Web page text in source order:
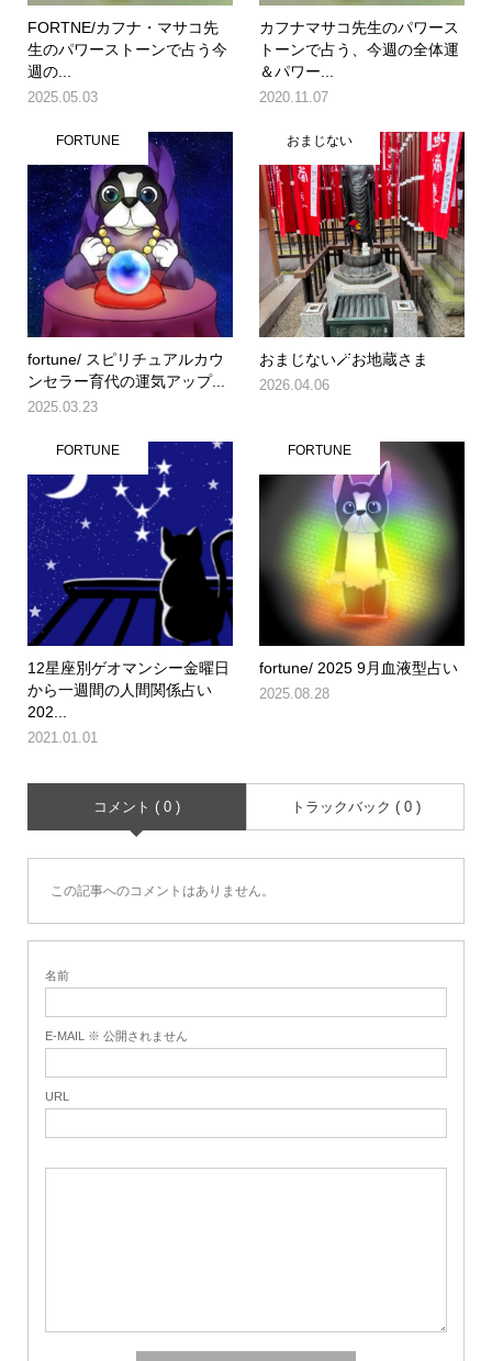
FORTNE/カフナ・マサコ先
生のパワーストーンで占う今
週の...
2025.05.03
カフナマサコ先生のパワース
トーンで占う、今週の全体運
＆パワー...
2020.11.07
FORTUNE
fortune/ スピリチュアルカウ
ンセラー育代の運気アップ...
2025.03.23
おまじない
おまじない🪄お地蔵さま
2026.04.06
FORTUNE
12星座別ゲオマンシー金曜日
から一週間の人間関係占い
202...
2021.01.01
FORTUNE
fortune/ 2025 9月血液型占い
2025.08.28
コメント ( 0 ) トラックバック ( 0 )
この記事へのコメントはありません。
名前
E-MAIL ※ 公開されません
URL